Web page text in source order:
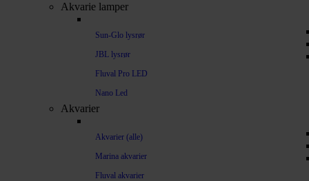
Akvarie lamper
Sun-Glo lysrør
JBL lysrør
Fluval Pro LED
Nano Led
Akvarier
Akvarier (alle)
Marina akvarier
Fluval akvarier